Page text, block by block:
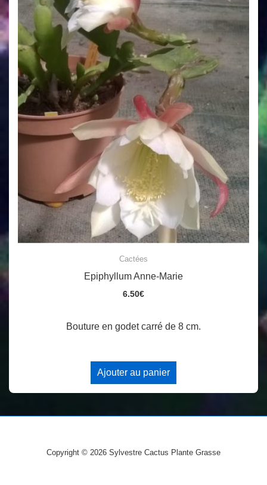
Cactées
Epiphyllum Anne-Marie
6.50€
Bouture en godet carré de 8 cm.
Ajouter au panier
Copyright © 2026 Sylvestre Cactus Plante Grasse